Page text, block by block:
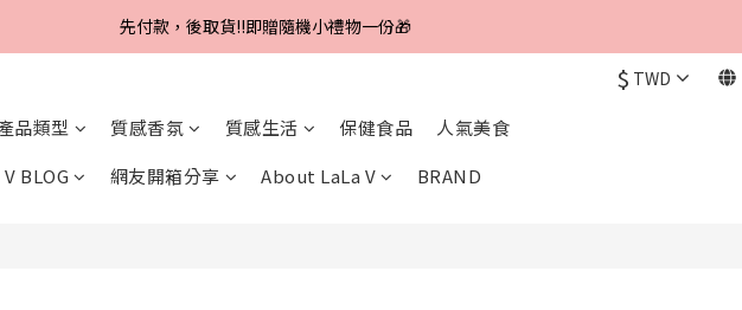
Line好友招募中，首購、回購皆贈100元
先付款，後取貨‼️即贈隨機小禮物一份🎁
$ TWD
品類型 質感香氛 質感生活 保健食品
人氣美食
BLOG 網友開箱分享 About LaLa V BRAND